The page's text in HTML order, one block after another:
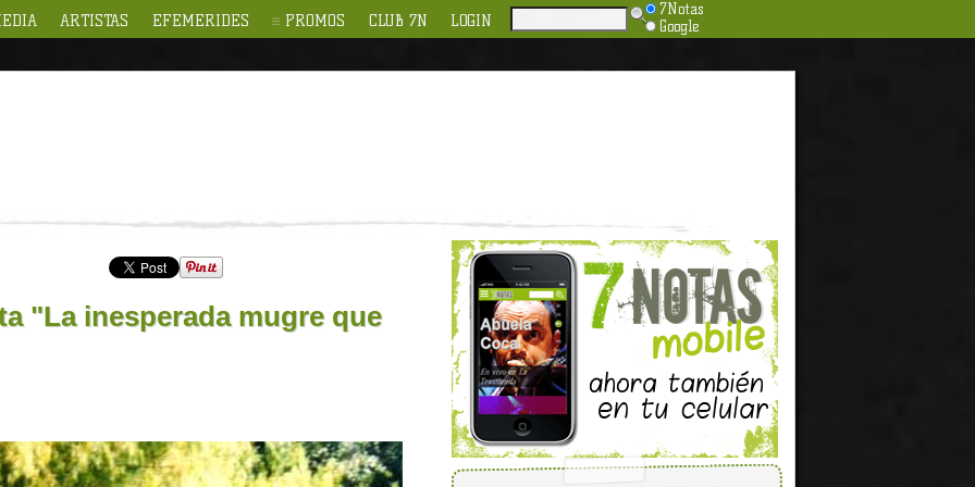
ARTISTAS EFEMERIDES PROMOS CLUB 7N LOGIN
7Notas
Google
"La inesperada mugre que